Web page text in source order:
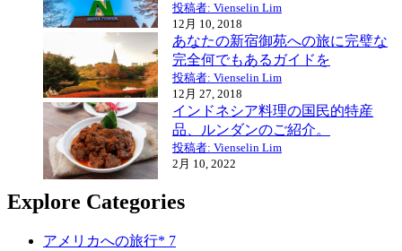
投稿者: Vienselin Lim
12月 10, 2018
あなたの新宿御苑への旅に完璧な
完全何でもあるガイドを
投稿者: Vienselin Lim
12月 27, 2018
インドネシア料理の国民的特産
品、ルンダンのご紹介。
投稿者: Vienselin Lim
2月 10, 2022
Explore Categories
アメリカへの旅行* 7